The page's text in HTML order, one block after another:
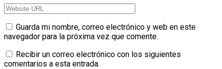
Guarda mi nombre, correo electrónico y web en este
navegador para la próxima vez que comente.
Recibir un correo electrónico con los siguientes
comentarios a esta entrada.